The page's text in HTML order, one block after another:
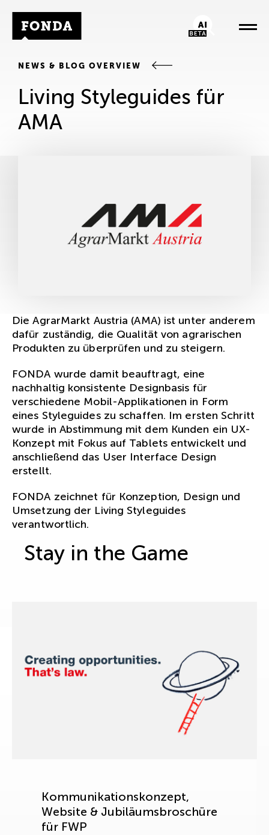
Fonda Logo AI-Chatbot
NEWS & BLOG OVERVIEW
Living Styleguides für
AMA
Die AgrarMarkt Austria (AMA) ist unter anderem
dafür zuständig, die Qualität von agrarischen
Produkten zu überprüfen und zu steigern.
FONDA wurde damit beauftragt, eine
nachhaltig konsistente Designbasis für
verschiedene Mobil-Applikationen in Form
eines Styleguides zu schaffen. Im ersten Schritt
wurde in Abstimmung mit dem Kunden ein UX-
Konzept mit Fokus auf Tablets entwickelt und
anschließend das User Interface Design
erstellt.
FONDA zeichnet für Konzeption, Design und
Umsetzung der Living Styleguides
verantwortlich.
Stay in the Game
Kommunikationskonzept,
Website & Jubiläumsbroschüre
für FWP